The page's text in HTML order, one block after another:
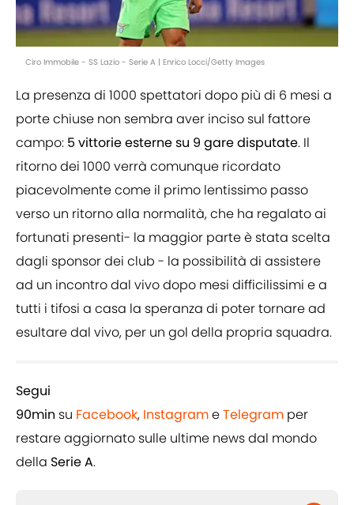
Ciro Immobile - SS Lazio - Serie A | Enrico Locci/Getty Images
La presenza di 1000 spettatori dopo più di 6 mesi a
porte chiuse non sembra aver inciso sul fattore
campo: 5 vittorie esterne su 9 gare disputate. Il
ritorno dei 1000 verrà comunque ricordato
piacevolmente come il primo lentissimo passo
verso un ritorno alla normalità, che ha regalato ai
fortunati presenti- la maggior parte è stata scelta
dagli sponsor dei club - la possibilità di assistere
ad un incontro dal vivo dopo mesi difficilissimi e a
tutti i tifosi a casa la speranza di poter tornare ad
esultare dal vivo, per un gol della propria squadra.
Segui
90min su Facebook, InstagrameTelegram per
restare aggiornato sulle ultime news dal mondo
della Serie A.